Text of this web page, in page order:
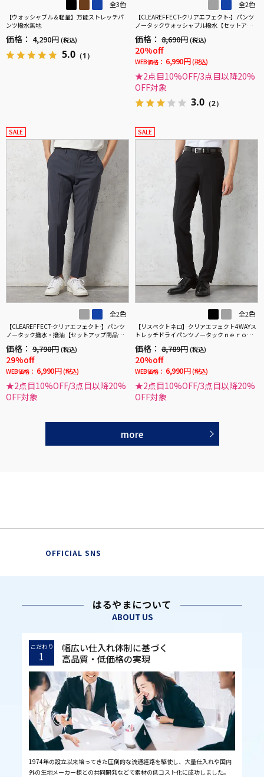
全3色
【ウォッシャブル＆軽量】万能ストレッチパ
ンツ撥水無地
価格： 4,290円 (税込)
5.0 （1）
全2色
【CLEAREFFECT-クリアエフェクト-】パンツ
ノータックウォッシャブル撥水【セットアッ
プ商品有】無地TOKYORUN
価格： 8,690円 (税込)
20%off
WEB価格： 6,990円 (税込)
★2点目10%OFF/3点目以降20%
OFF対象
3.0 （2）
SALE
全2色
【CLEAREFFECT-クリアエフェクト-】パンツ
ノータック撥水・撥油【セットアップ商品
有】無地TOKYORUN
価格： 9,790円 (税込)
29%off
WEB価格： 6,990円 (税込)
★2点目10%OFF/3点目以降20%
OFF対象
SALE
全2色
【リスペクトネロ】クリアエフェクト4WAYス
トレッチドライパンツノータックｎｅｒｏ撥
水加工パンツウォッシャブルノータック春夏
価格： 8,789円 (税込)
20%off
WEB価格： 6,990円 (税込)
★2点目10%OFF/3点目以降20%
OFF対象
more
OFFICIAL SNS
はるやまについて
ABOUT US
こだわり
1
幅広い仕入れ体制に基づく
高品質・低価格の実現
1974年の設立以来培ってきた圧倒的な流通経路を駆使し、大量仕入れや国内
外の生地メーカー様との共同開発などで素材の低コスト化に成功しました。